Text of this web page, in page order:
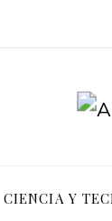
CIENCIA Y